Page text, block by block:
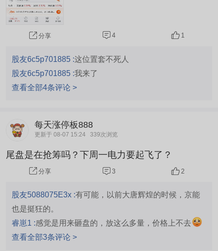
分享 4 1
股友6c5p701885 :这位置套不死人
股友6c5p701885 :我来了
查看全部4条评论 >
每天涨停板888
更新于 08-07 15:24 339次浏览
尾盘是在抢筹吗？下周一电力要起飞了？
分享 3 2
股友5088075E3x :有可能，以前大唐辉煌的时候，京能
也是挺狂的。
睿崽1 :感觉是用来砸盘的，放这么多量，价格上不去
查看全部3条评论 >